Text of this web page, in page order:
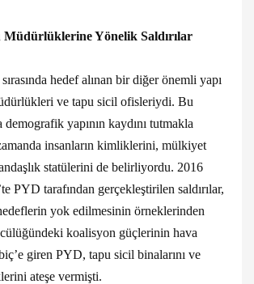
Müdürlüklerine Yönelik Saldırılar
hedef alınan bir diğer önemli yapı
ve tapu sicil ofisleriydi. Bu
demografik yapının kaydını tutmakla
insanların kimliklerini, mülkiyet
statülerini de belirliyordu. 2016
PYD tarafından gerçekleştirilen saldırılar,
yok edilmesinin örneklerinden
koalisyon güçlerinin hava
giren PYD, tapu sicil binalarını ve
ateşe vermişti.